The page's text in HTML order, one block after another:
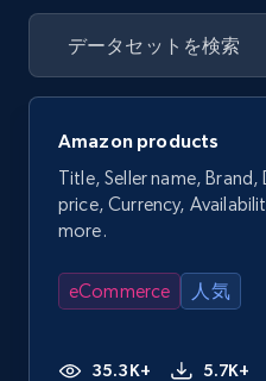
Amazon products
Title, Seller name,
price, Currency,
more.
eCommerce 人気
35.3K+ 5.7K+